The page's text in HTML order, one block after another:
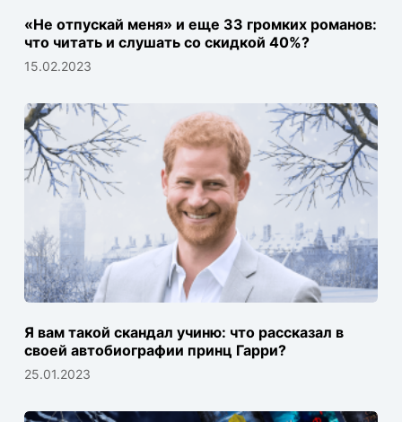
«Не отпускай меня» и еще 33 громких романов:
что читать и слушать со скидкой 40%?
15.02.2023
Я вам такой скандал учиню: что рассказал в
своей автобиографии принц Гарри?
25.01.2023